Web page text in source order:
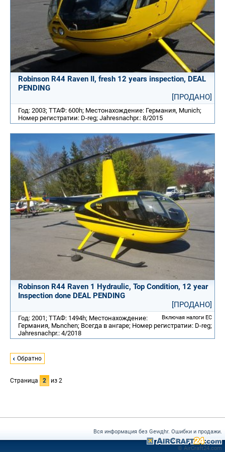
Robinson R44 Raven II, fresh 12 years inspection, DEAL
PENDING
[ПРОДАНО]
Год: 2003; ТТАФ: 600h; Местонахождение: Германия, Munich;
Номер регистратии: D-reg; Jahresnachpr.: 8/2015
Robinson R44 Raven 1 Hydraulic, Top Condition, 12 year
Inspection done DEAL PENDING
[ПРОДАНО]
Включая налоги ЕС
Год: 2001; ТТАФ: 1494h; Местонахождение:
Германия, Mьnchen; Всегда в ангаре; Номер регистратии: D-reg;
Jahresnachpr.: 4/2018
Обратно
Страница 2 из 2
Вся информация без Gewдhr. Ошибки и продажи.
© AirCraft24.com